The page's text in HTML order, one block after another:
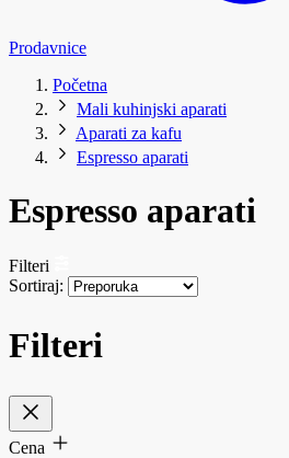
Prodavnice
Početna
Mali kuhinjski aparati
Aparati za kafu
Espresso aparati
Espresso aparati
Filteri
Sortiraj:
Filteri
Cena